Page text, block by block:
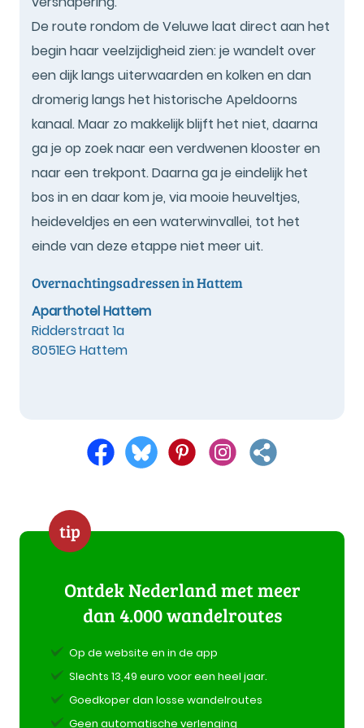
De route rondom de Veluwe laat direct aan het
begin haar veelzijdigheid zien: je wandelt over
een dijk langs uiterwaarden en kolken en dan
dromerig langs het historische Apeldoorns
kanaal. Maar zo makkelijk blijft het niet, daarna
ga je op zoek naar een verdwenen klooster en
naar een trekpont. Daarna ga je eindelijk het
bos in en daar kom je, via mooie heuveltjes,
heideveldjes en een waterwinvallei, tot het
einde van deze etappe niet meer uit.
Overnachtingsadressen in Hattem
Aparthotel Hattem
Ridderstraat 1a
8051EG Hattem
tip
Ontdek Nederland met meer
dan 4.000 wandelroutes
Op de website en in de app
Slechts 13,49 euro voor een heel jaar.
Goedkoper dan losse wandelroutes
Geen automatische verlenging